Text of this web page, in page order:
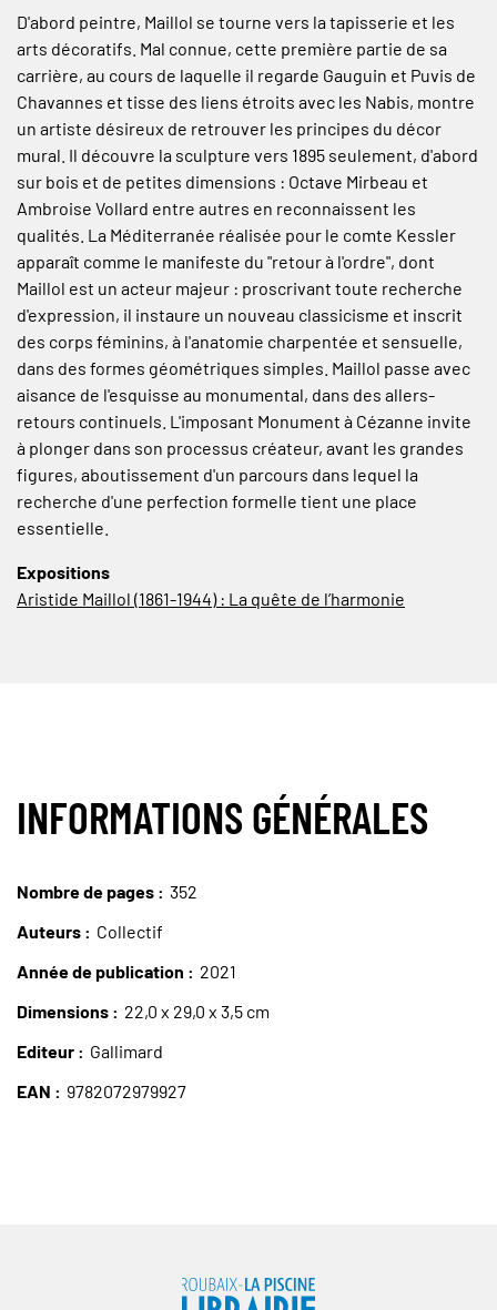
D'abord peintre, Maillol se tourne vers la tapisserie et les
arts décoratifs. Mal connue, cette première partie de sa
carrière, au cours de laquelle il regarde Gauguin et Puvis de
Chavannes et tisse des liens étroits avec les Nabis, montre
un artiste désireux de retrouver les principes du décor
mural. Il découvre la sculpture vers 1895 seulement, d'abord
sur bois et de petites dimensions : Octave Mirbeau et
Ambroise Vollard entre autres en reconnaissent les
qualités. La Méditerranée réalisée pour le comte Kessler
apparaît comme le manifeste du "retour à l'ordre", dont
Maillol est un acteur majeur : proscrivant toute recherche
d'expression, il instaure un nouveau classicisme et inscrit
des corps féminins, à l'anatomie charpentée et sensuelle,
dans des formes géométriques simples. Maillol passe avec
aisance de l'esquisse au monumental, dans des allers-
retours continuels. L'imposant Monument à Cézanne invite
à plonger dans son processus créateur, avant les grandes
figures, aboutissement d'un parcours dans lequel la
recherche d'une perfection formelle tient une place
essentielle.
Expositions
Aristide Maillol (1861-1944) : La quête de l’harmonie
INFORMATIONS GÉNÉRALES
Nombre de pages
352
Auteurs
Collectif
Année de publication
2021
Dimensions
22,0 x 29,0 x 3,5 cm
Editeur
Gallimard
EAN
9782072979927